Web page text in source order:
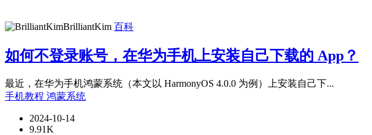
BrilliantKim 百科
如何不登录账号，在华为手机上安装自己下载的 App？
最近，在华为手机鸿蒙系统（本文以 HarmonyOS 4.0.0 为例）上安装自己下...
手机教程 鸿蒙系统
2024-10-14
9.91K